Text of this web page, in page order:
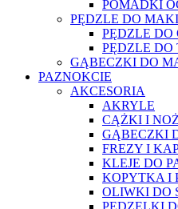
POMADKI
PĘDZLE DO
PĘDZLE DO
PĘDZLE DO
GĄBECZKI DO
PAZNOKCIE
AKCESORIA
AKRYLE
CĄŻKI I
GĄBECZKI
FREZY I
KLEJE DO
KOPYTKA I
OLIWKI DO
PĘDZELKI